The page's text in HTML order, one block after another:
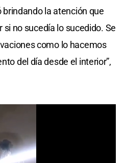
la atención que
si no sucedía lo sucedido. Se
como lo hacemos
del día desde el interior”,